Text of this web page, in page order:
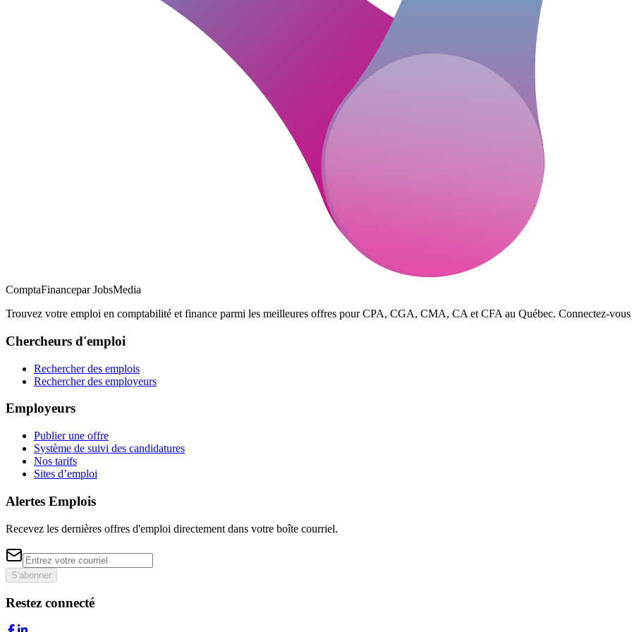
ComptaFinancepar JobsMedia
Trouvez votre emploi en comptabilité et finance parmi les meilleures offres pour CPA, CGA, CMA, CA et CFA au Québec. Connectez-
Chercheurs d'emploi
Rechercher des emplois
Rechercher des employeurs
Employeurs
Publier une offre
Système de suivi des candidatures
Nos tarifs
Sites d’emploi
Alertes Emplois
Recevez les dernières offres d'emploi directement dans votre boîte courriel.
S'abonner
Restez connecté